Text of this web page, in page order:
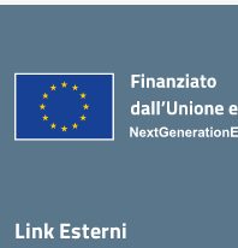
Link Esterni